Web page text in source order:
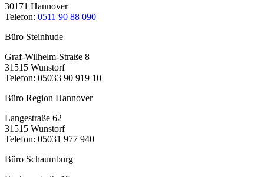
30171 Hannover
Telefon: 0511 90 88 090
Büro Steinhude
Graf-Wilhelm-Straße 8
31515 Wunstorf
Telefon: 05033 90 919 10
Büro Region Hannover
Langestraße 62
31515 Wunstorf
Telefon: 05031 977 940
Büro Schaumburg